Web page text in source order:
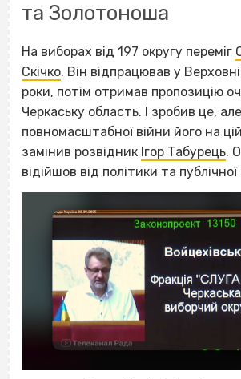
та Золотоноша
На виборах від 197 округу переміг
Скічко. Він відпрацював у
роки, потім отримав пропозицію
Черкаську область. І зробив це,
повномасштабної війни його на
замінив розвідник Ігор Табурець.
відійшов від політики та публічної